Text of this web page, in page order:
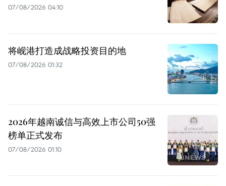
07/08/2026 04:10
将岘港打造成战略投资目的地
07/08/2026 01:32
2026年越南诚信与高效上市公司50强
榜单正式发布
07/08/2026 01:10